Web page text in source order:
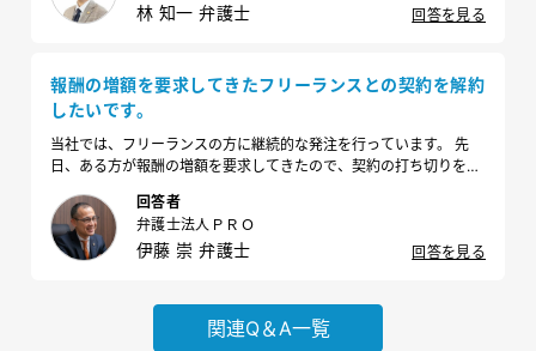
林 知一 弁護士 回答を見る
報酬の増額を要求してきたフリーランスとの契約を解約
したいです。
当社では、フリーランスの方に継続的な発注を行っています。 先
日、ある方が報酬の増額を要求してきたので、契約の打ち切りを検
よいか教えてください。
回答者
弁護士法人ＰＲＯ
伊藤 崇 弁護士 回答を見る
関連Q＆A一覧